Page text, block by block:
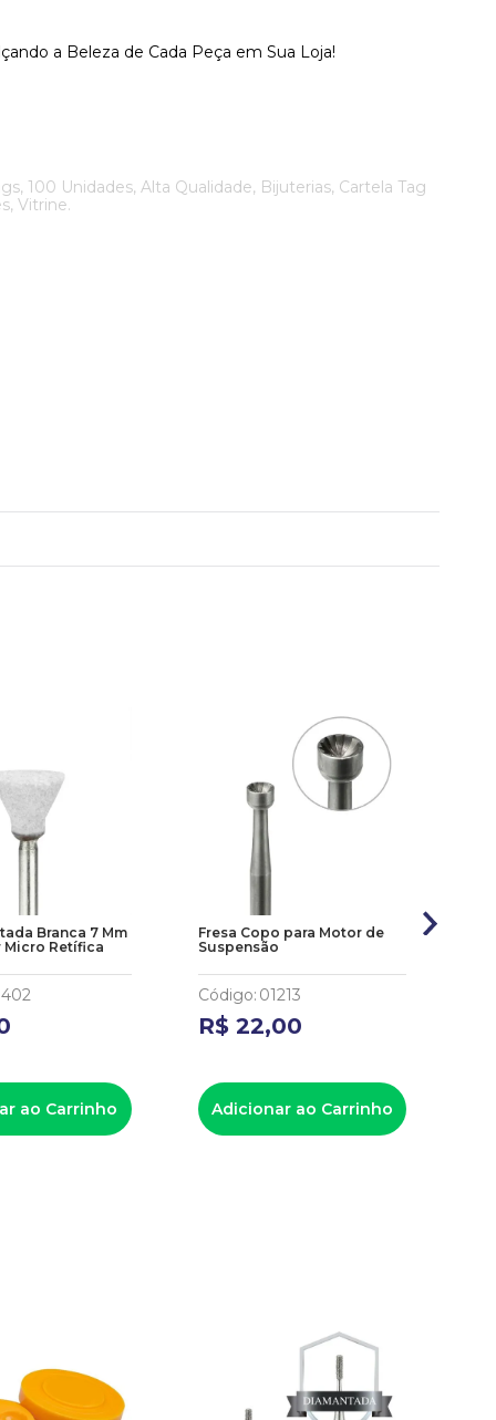
a Beleza de Cada Peça em Sua Loja!
100 Unidades, Alta Qualidade, Bijuterias, Cartela Tag
Vitrine.
Branca 7 Mm
Micro Retífica
ao Carrinho
Fresa Copo para Motor de
Suspensão
Código: 01213
R$ 22,00
Adicionar ao Carrinho